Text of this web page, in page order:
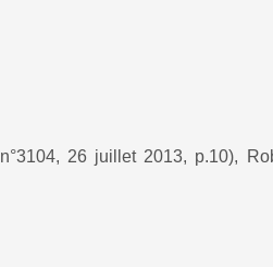
26 juillet 2013, p.10),